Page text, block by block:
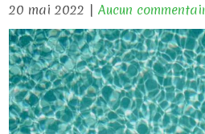
20 mai 2022 |Aucun